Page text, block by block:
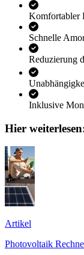
Komfortabler
Schnelle
Reduzierung
Inklusive
Hier
Artikel
Photovoltaik